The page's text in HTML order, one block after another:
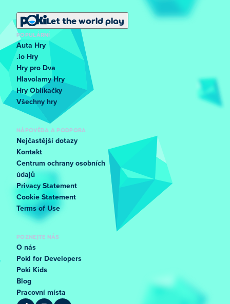
Let the world play
POPULÁRNÍ
Auta Hry
.io Hry
Hry pro Dva
Hlavolamy Hry
Hry Oblíkačky
Všechny hry
NÁPOVĚDA A PODPORA
Nejčastější dotazy
Kontakt
Centrum ochrany osobních
údajů
Privacy Statement
Cookie Statement
Terms of Use
POZNEJTE NÁS
O nás
Poki for Developers
Poki Kids
Blog
Pracovní místa